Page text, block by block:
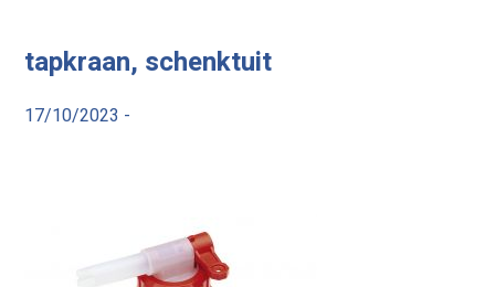
tapkraan, schenktuit
17/10/2023 -